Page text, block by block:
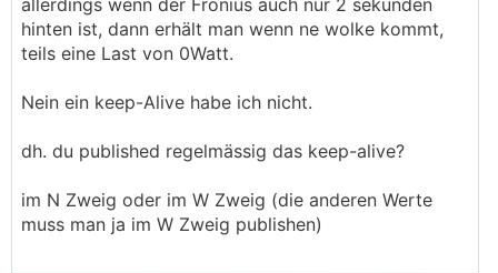
allerdings wenn der Fronius auch nur 2 sekunden
hinten ist, dann erhält man wenn ne wolke kommt,
teils eine Last von 0Watt.
Nein ein keep-Alive habe ich nicht.
dh. du published regelmässig das keep-alive?
im N Zweig oder im W Zweig (die anderen Werte
muss man ja im W Zweig publishen)